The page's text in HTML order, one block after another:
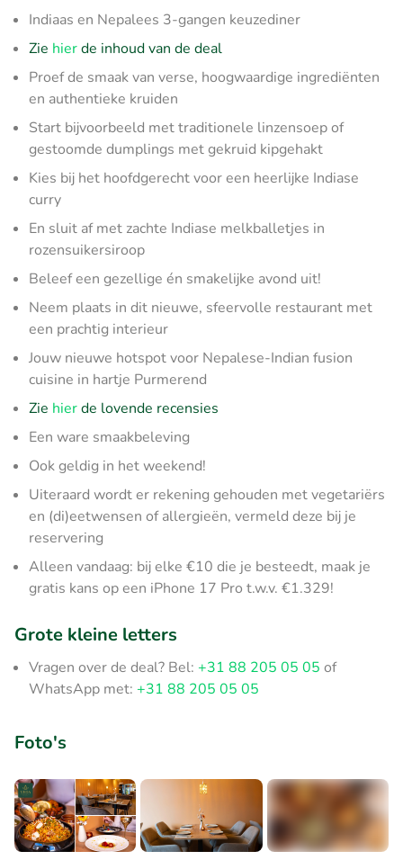
Indiaas en Nepalees 3-gangen keuzediner
Zie hierde inhoud van de deal
Proef de smaak van verse, hoogwaardige ingrediënten
en authentieke kruiden
Start bijvoorbeeld met traditionele linzensoep of
gestoomde dumplings met gekruid kipgehakt
Kies bij het hoofdgerecht voor een heerlijke Indiase
curry
En sluit af met zachte Indiase melkballetjes in
rozensuikersiroop
Beleef een gezellige én smakelijke avond uit!
Neem plaats in dit nieuwe, sfeervolle restaurant met
een prachtig interieur
Jouw nieuwe hotspot voor Nepalese-Indian fusion
cuisine in hartje Purmerend
Zie hierde lovende recensies
Een ware smaakbeleving
Ook geldig in het weekend!
Uiteraard wordt er rekening gehouden met vegetariërs
en (di)eetwensen of allergieën, vermeld deze bij je
reservering
Alleen vandaag: bij elke €10 die je besteedt, maak je
gratis kans op een iPhone 17 Pro t.w.v. €1.329!
Grote kleine letters
Vragen over de deal? Bel: +31 88 205 05 05 of
WhatsApp met: +31 88 205 05 05
Foto's